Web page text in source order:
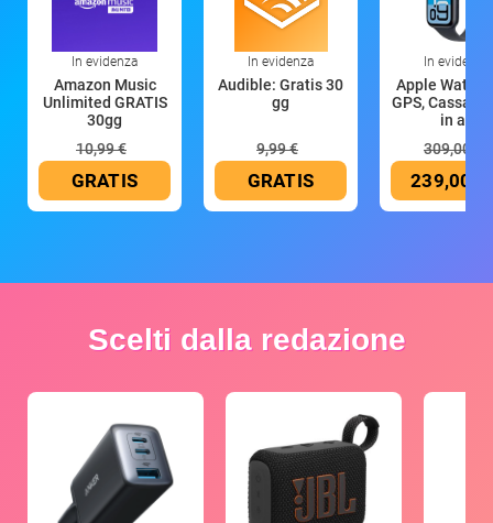
In evidenza
Amazon Music
Unlimited GRATIS
30gg
10,99 €
GRATIS
In evidenza
Audible: Gratis 30
gg
9,99 €
GRATIS
In evidenza
Apple Watch
GPS, Cassa
in all
309,00 €
239,00 €
Scelti dalla redazione